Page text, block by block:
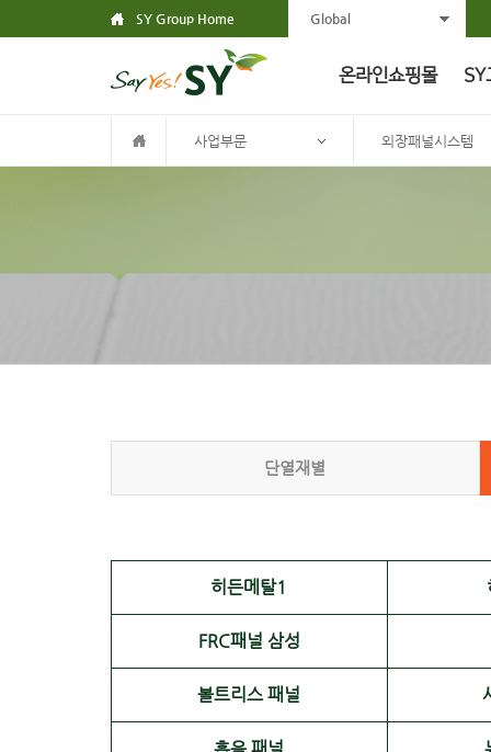
SY Group Home Global
온라인쇼핑몰 SY
사업부문 외장패널시스템
단열재별
히든메탈1
FRC패널 삼성
볼트리스 패널